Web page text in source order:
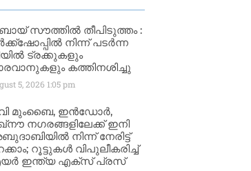
സൗത്തിൽ തീപിടുത്തം :
നിന്ന് പടർന്ന
ട്രക്കുകളും
കത്തിനശിച്ചു
5, 2026 1:05 pm
മുംബൈ, ഇൻഡോർ,
നഗരങ്ങളിലേക്ക് ഇനി
നിന്ന് നേരിട്ട്
റൂട്ടുകൾ വിപുലീകരിച്ച്
ഇന്ത്യ എക്സ് പ്രസ്